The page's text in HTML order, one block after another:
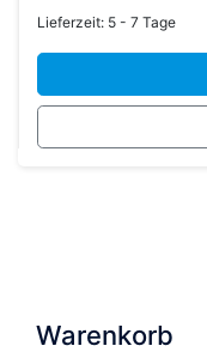
Lieferzeit: 5 - 7 Tage
Warenkorb